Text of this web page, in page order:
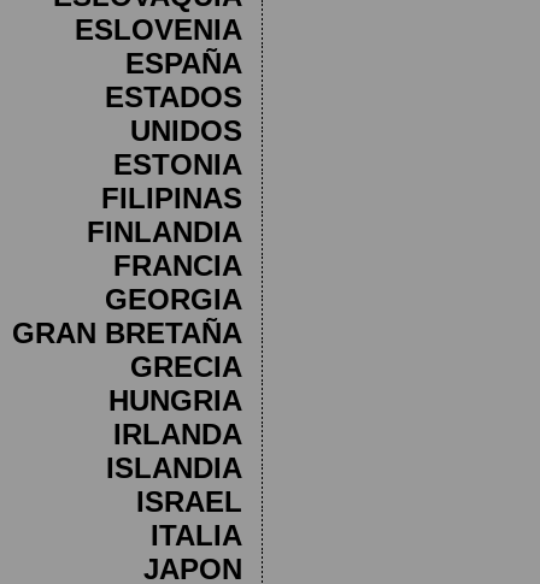
ESLOVENIA
ESPAÑA
ESTADOS
UNIDOS
ESTONIA
FILIPINAS
FINLANDIA
FRANCIA
GEORGIA
GRAN BRETAÑA
GRECIA
HUNGRIA
IRLANDA
ISLANDIA
ISRAEL
ITALIA
JAPON